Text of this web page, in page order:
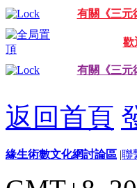
有關《三元
歡
有關《三元
返回首頁
緣生術數文化網討論區 |聯